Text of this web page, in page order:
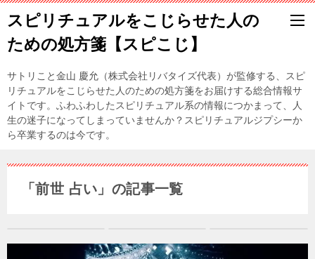
スピリチュアルをこじらせた人の
ための処方箋【スピこじ】
サトリこと金山 慶允（株式会社リバタイズ代表）が監修する、スピ
リチュアルをこじらせた人のための処方箋をお届けする総合情報サ
イトです。ふわふわしたスピリチュアル系の情報につかまって、人
生の迷子になってしまっていませんか？スピリチュアルジプシーか
ら卒業するのは今です。
「前世 占い」の記事一覧